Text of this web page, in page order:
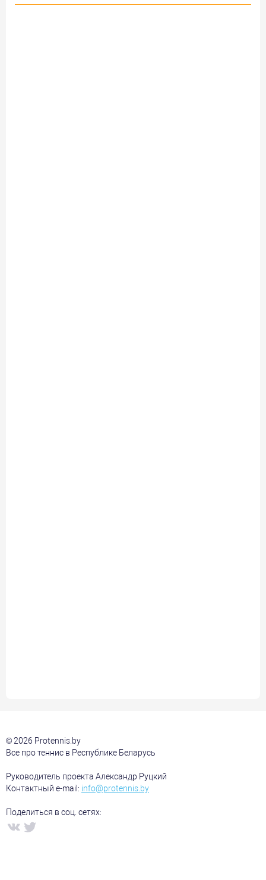
© 2026 Protennis.by
Все про теннис в Республике Беларусь
Руководитель проекта Александр Руцкий
Контактный e-mail: info@protennis.by
Поделиться в соц. сетях: